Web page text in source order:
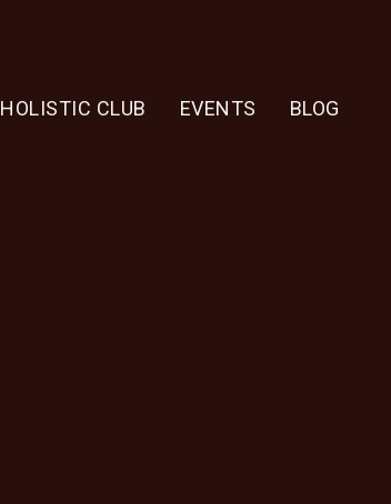
HOLISTIC CLUB EVENTS BLOG